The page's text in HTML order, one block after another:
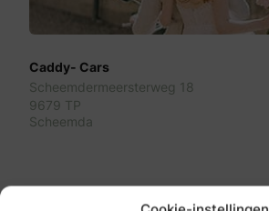
Caddy- Cars
Scheemdermeersterweg 18
9679 TP
Scheemda